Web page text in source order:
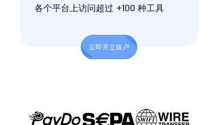
各个平台上访问超过 +100 种工具
立即开立账户